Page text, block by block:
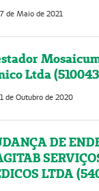
de Maio de 2021
Ltda
de Outubro de 2020
DE
LTDA